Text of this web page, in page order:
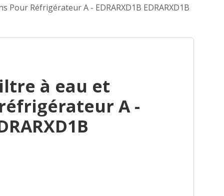
Pour Réfrigérateur A - EDRARXD1B EDRARXD1B
à eau et
A -